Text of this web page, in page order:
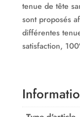
tenue de tête
sont proposés
différentes
satisfaction,